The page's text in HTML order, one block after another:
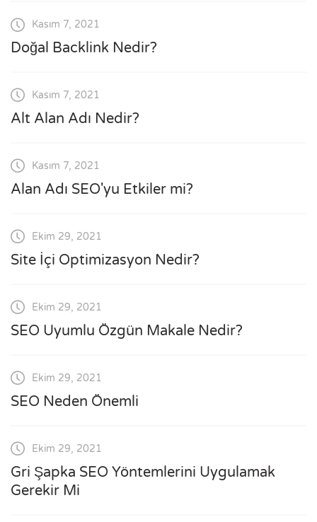
Kasım 7, 2021
Doğal Backlink Nedir?
Kasım 7, 2021
Alt Alan Adı Nedir?
Kasım 7, 2021
Alan Adı SEO'yu Etkiler mi?
Ekim 29, 2021
Site İçi Optimizasyon Nedir?
Ekim 29, 2021
SEO Uyumlu Özgün Makale Nedir?
Ekim 29, 2021
SEO Neden Önemli
Ekim 29, 2021
Gri Şapka SEO Yöntemlerini Uygulamak
Gerekir Mi